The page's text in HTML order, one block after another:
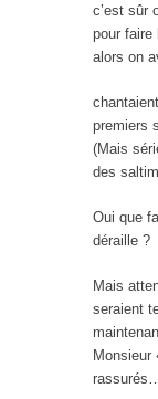
c’est sûr
pour faire
alors on
premiers
(Mais
des
Oui que
déraille ?
Mais
seraient
Monsieur